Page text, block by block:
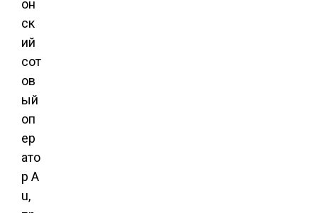
он
ск
ий
сот
ов
ый
оп
ер
ато
р A
u,